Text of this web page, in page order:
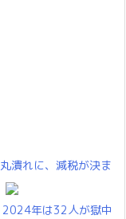
潰れに、減税が決ま
年は32人が獄中